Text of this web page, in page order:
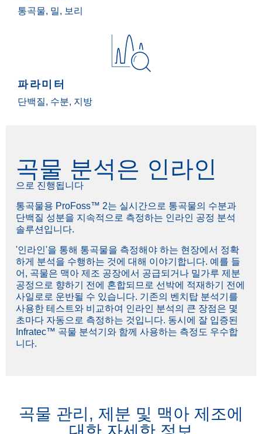
통곡물, 밀, 보리
파라미터
단백질, 수분, 지방
곡물 분석은 인라인
으로 진행됩니다
통곡물용 ProFoss™ 2는 실시간으로 통곡물의 수분과
단백질 성분을 지속적으로 측정하는 인라인 공정 분석
솔루션입니다.
'인라인'을 통해 통곡물을 측정해야 하는 현장에서 정확
하게 분석을 수행하는 것에 대해 이야기합니다. 예를 들
어, 곡물은 맥아 제조 공장에서 공급되거나 밀가루 제분
공정으로 향하기 전에 혼합되므로 선박에 적재하기 전에
사일로로 운반될 수 있습니다. 기존의 벤치탑 분석기를
사용한 테스트와 비교하여 인라인 분석의 큰 장점은 몇
초마다 자동으로 측정하는 것입니다. 동시에 잘 입증된
Infratec™ 곡물 분석기와 함께 사용하는 측정도 우수합
니다.
곡물 관리, 제분 및 맥아 제조에